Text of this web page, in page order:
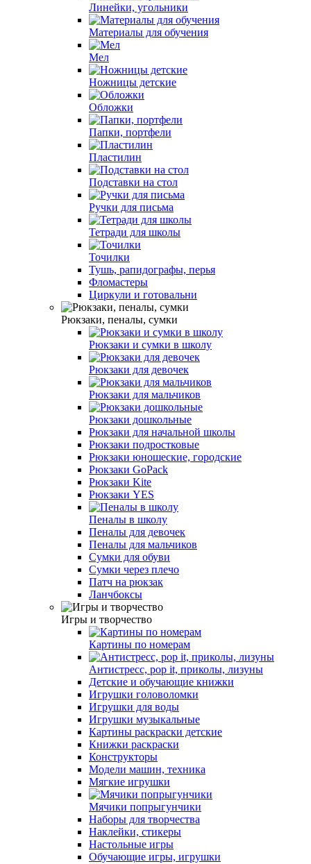
Линейки, угольники
Материалы для обучения
Мел
Ножницы детские
Обложки
Папки, портфели
Пластилин
Подставки на стол
Ручки для письма
Тетради для школы
Точилки
Тушь, рапидографы, перья
Фломастеры
Циркули и готовальни
Рюкзаки, пеналы, сумки
Рюкзаки и сумки в школу
Рюкзаки для девочек
Рюкзаки для мальчиков
Рюкзаки дошкольные
Рюкзаки для начальной школы
Рюкзаки подростковые
Рюкзаки юношеские, городские
Рюкзаки GoPack
Рюкзаки Kite
Рюкзаки YES
Пеналы в школу
Пеналы для девочек
Пеналы для мальчиков
Сумки для обуви
Сумки через плечо
Патч на рюкзак
Ланчбоксы
Игры и творчество
Картины по номерам
Антистресс, pop it, приколы, лизуны
Детские и обучающие книжки
Игрушки головоломки
Игрушки для воды
Игрушки музыкальные
Картины раскраски детские
Книжки раскраски
Конструкторы
Модели машин, техника
Мягкие игрушки
Мячики попрыгунчики
Наборы для творчества
Наклейки, стикеры
Настольные игры
Обучающие игры, игрушки